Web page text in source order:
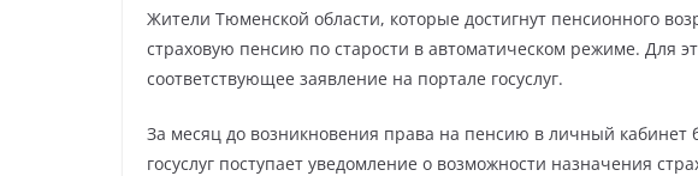
Жители Тюменской области, которые достигнут пенсионного
страховую пенсию по старости в автоматическом режиме. Для
соответствующее заявление на портале госуслуг.
За месяц до возникновения права на пенсию в личный кабинет
госуслуг поступает уведомление о возможности назначения